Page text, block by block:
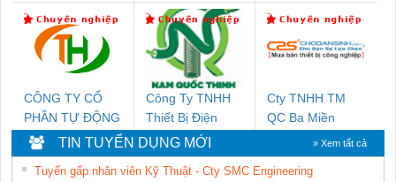
NAM
NGHIỆP NIHON
SETSUBI VIỆT
NAM
PHƯƠNG NAM
CÔNG TY CỔ
PHẦN TỰ ĐỘNG
TIẾN HƯNG
Công Ty TNHH
Thiết Bị Điện
Nam Quốc Thịnh
Cty TNHH TM
QC Ba Miền
TIN TUYỂN DỤNG MỚI » Xem tất cả
Tuyển gấp nhân viên Kỹ Thuật - Cty SMC Engineering